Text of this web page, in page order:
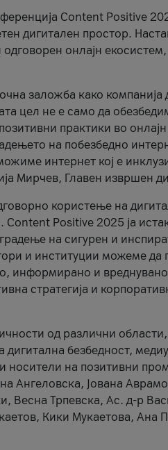
Content Positive
дигитален простор.
онлајн
заложба како компанија
цел не е само да
практики во
на побезбедно
интернет кој е
Мирчев, Главен извршен
користење на
Positive 2025 ја
на сигурен и
и институции можеме да
информирано и
стратегија и
од различни
безбедност,
на позитивни
Ангеловска, Јована
Весна Трпевска, Ас. д-р
Кики Мукаетова, Ана